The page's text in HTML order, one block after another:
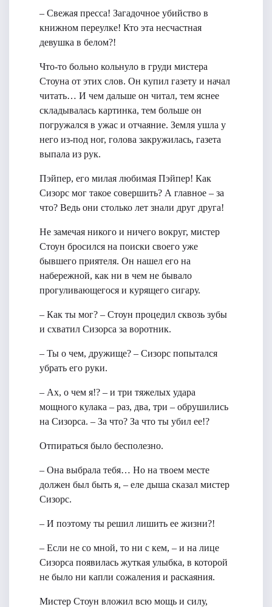
– Свежая пресса! Загадочное убийство в
книжном переулке! Кто эта несчастная
девушка в белом?!
Что-то больно кольнуло в груди мистера
Стоуна от этих слов. Он купил газету и начал
читать… И чем дальше он читал, тем яснее
складывалась картинка, тем больше он
погружался в ужас и отчаяние. Земля ушла у
него из-под ног, голова закружилась, газета
выпала из рук.
Пэйпер, его милая любимая Пэйпер! Как
Сизорс мог такое совершить? А главное – за
что? Ведь они столько лет знали друг друга!
Не замечая никого и ничего вокруг, мистер
Стоун бросился на поиски своего уже
бывшего приятеля. Он нашел его на
набережной, как ни в чем не бывало
прогуливающегося и курящего сигару.
– Как ты мог? – Стоун процедил сквозь зубы
и схватил Сизорса за воротник.
– Ты о чем, дружище? – Сизорс попытался
убрать его руки.
– Ах, о чем я!? – и три тяжелых удара
мощного кулака – раз, два, три – обрушились
на Сизорса. – За что? За что ты убил ее!?
Отпираться было бесполезно.
– Она выбрала тебя… Но на твоем месте
должен был быть я, – еле дыша сказал мистер
Сизорс.
– И поэтому ты решил лишить ее жизни?!
– Если не со мной, то ни с кем, – и на лице
Сизорса появилась жуткая улыбка, в которой
не было ни капли сожаления и раскаяния.
Мистер Стоун вложил всю мощь и силу,